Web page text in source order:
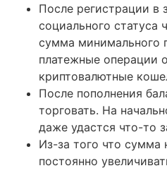
После регистрации в
социального статуса
сумма минимального
платежные операции
криптовалютные
После пополнения
торговать. На
даже удастся что-то
Из-за того что сумма
постоянно